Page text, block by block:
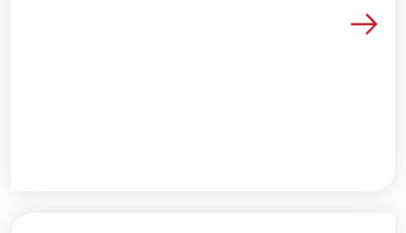
Voir les détails de la